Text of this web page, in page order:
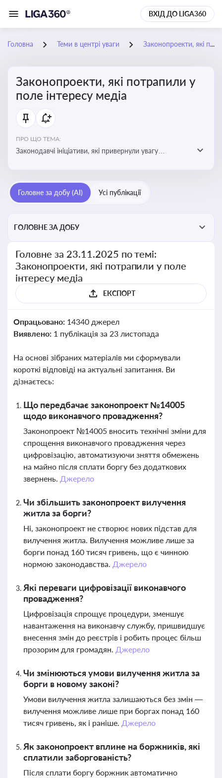
ВХІД ДО LIGA360
Головна Теми в центрі уваги Законопроекти, які потрапили у поле інтересу медіа
Законопроекти, які потрапили у
поле інтересу медіа
ПРО ЩО ТЕМА:
Законодавчі ініціативи, які привернули увагу
прийняття цих проектів пишуть в медіа. Які проекти
викликають найбільше критики
Головне за добу (AI) Усі публікації
ГОЛОВНЕ ЗА ДОБУ
Головне за 23.11.2025 по темі:
Законопроекти, які потрапили у поле
інтересу медіа
ЕКСПОРТ
Опрацьовано: 14340 джерел
Виявлено: 1 публікація за 23 листопада
На основі зібраних матеріалів ми сформували
короткі відповіді на актуальні запитання. Ви
дізнаєтесь:
Що передбачає законопроект №14005
щодо виконавчого провадження?
Законопроект №14005 вносить технічні зміни для
спрощення виконавчого провадження через
цифровізацію, автоматизуючи зняття обмежень
на майно після сплати боргу без додаткових
звернень. Джерело
Чи збільшить законопроект вилучення
житла за борги?
Ні, законопроект не створює нових підстав для
вилучення житла. Вилучення можливе лише за
борги понад 160 тисяч гривень, що є чинною
нормою законодавства. Джерело
Які переваги цифровізації виконавчого
провадження?
Цифровізація спрощує процедури, зменшує
навантаження на виконавчу службу, пришвидшує
внесення змін до реєстрів і робить процес більш
прозорим для громадян. Джерело
Чи змінюються умови вилучення житла за
борги в новому законі?
Умови вилучення житла залишаються без змін —
вилучення можливе лише при боргах понад 160
тисяч гривень, як і раніше. Джерело
Як законопроект вплине на боржників, які
сплатили заборгованість?
Після сплати боргу боржник автоматично